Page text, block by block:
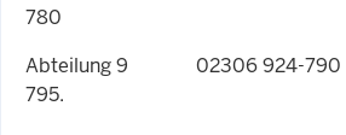
780
Abteilung 9 02306 924-790
795.